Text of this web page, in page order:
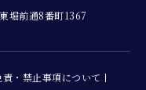
堀前通8番町1367
責・禁止事項について